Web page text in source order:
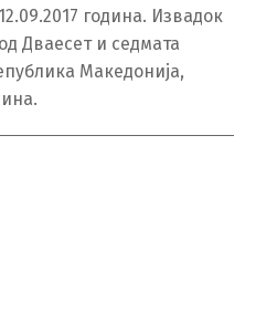
година. Извадок
Дваесет и седмата
Македонија,